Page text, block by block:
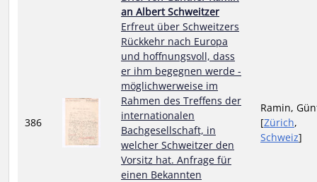
386
an Albert Schweitzer
Erfreut über Schweitzers
Rückkehr nach Europa
und hoffnungsvoll, dass
er ihm begegnen werde -
möglichwerweise im
Rahmen des Treffens der
internationalen
Bachgesellschaft, in
welcher Schweitzer den
Vorsitz hat. Anfrage für
einen Bekannten
Ramin,
[Zürich,
Schweiz]